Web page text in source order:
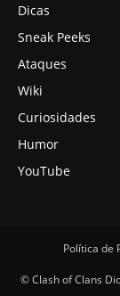
Dicas
Sneak Peeks
Ataques
Wiki
Curiosidades
Humor
YouTube
Política de
© Clash of Clans